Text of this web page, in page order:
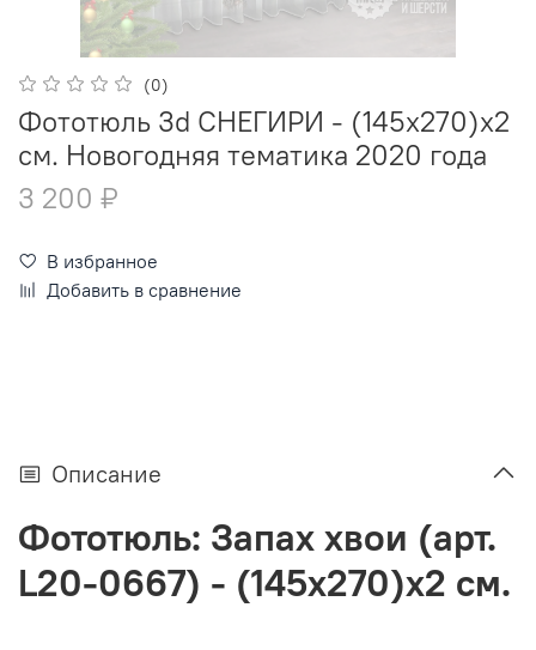
(0)
Фототюль 3d СНЕГИРИ - (145х270)х2
см. Новогодняя тематика 2020 года
3 200 ₽
В избранное
Добавить в сравнение
Описание
Фототюль: Запах хвои (арт.
L20-0667) - (145х270)х2 см.